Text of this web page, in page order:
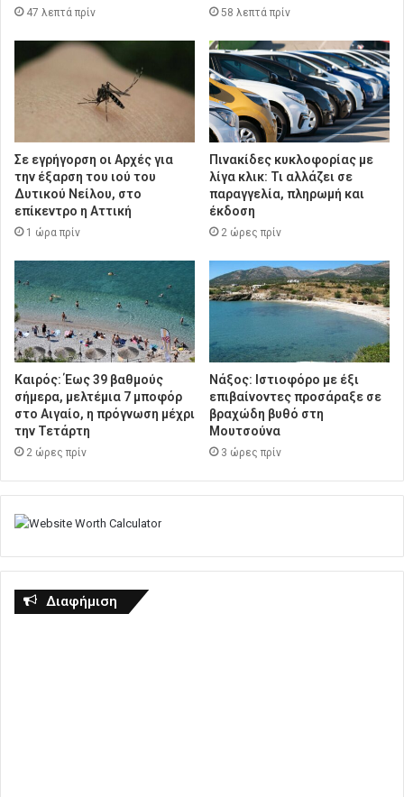
47 λεπτά πρίν 58 λεπτά πρίν
Σε εγρήγορση οι Αρχές για
την έξαρση του ιού του
Δυτικού Νείλου, στο
επίκεντρο η Αττική
1 ώρα πρίν
Πινακίδες κυκλοφορίας με
λίγα κλικ: Τι αλλάζει σε
παραγγελία, πληρωμή και
έκδοση
2 ώρες πρίν
Καιρός: Έως 39 βαθμούς
σήμερα, μελτέμια 7 μποφόρ
στο Αιγαίο, η πρόγνωση μέχρι
την Τετάρτη
2 ώρες πρίν
Νάξος: Ιστιοφόρο με έξι
επιβαίνοντες προσάραξε σε
βραχώδη βυθό στη
Μουτσούνα
3 ώρες πρίν
Διαφήμιση